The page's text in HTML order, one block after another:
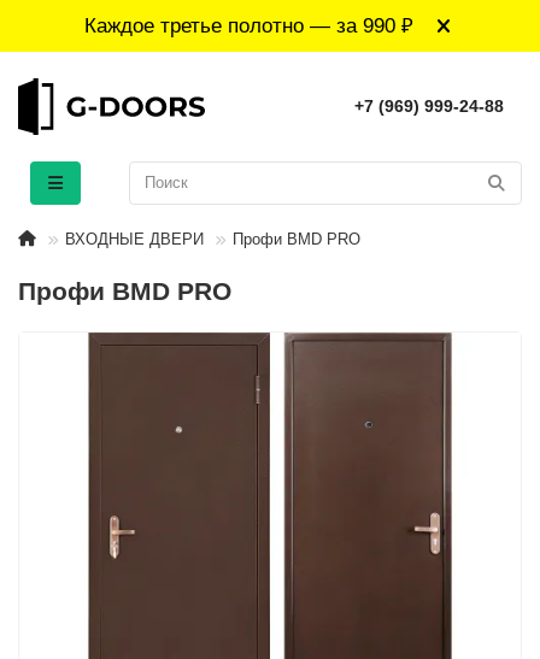
Каждое третье полотно — за 990 ₽
+7 (969) 999-24-88
ВХОДНЫЕ ДВЕРИ Профи BMD PRO
Профи BMD PRO